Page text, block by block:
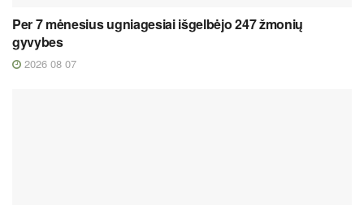
Per 7 mėnesius ugniagesiai išgelbėjo 247 žmonių
gyvybes
2026 08 07